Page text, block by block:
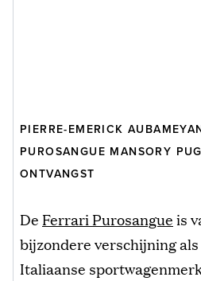
PIERRE-EMERICK
PUROSANGUE MANSORY
ONTVANGST
De Ferrari Purosangueis
bijzondere verschijning
Italiaanse